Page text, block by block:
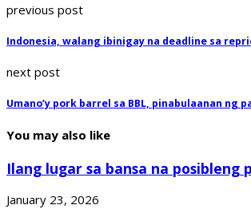
previous post
Indonesia, walang ibinigay na deadline sa
next post
Umano’y pork barrel sa BBL, pinabulaanan ng
You may also like
Ilang lugar sa bansa na posibleng
January 23, 2026